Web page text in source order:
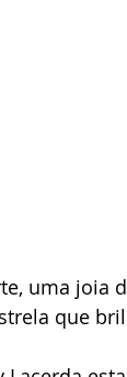
uma joia
que